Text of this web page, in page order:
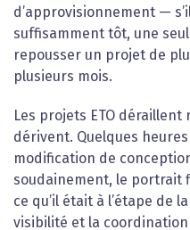
d’approvisionnement —
suffisamment tôt, une
repousser un projet de
plusieurs mois.
Les projets ETO déraillent
dérivent. Quelques
modification de
soudainement, le
ce qu’il était à l’étape de
visibilité et la